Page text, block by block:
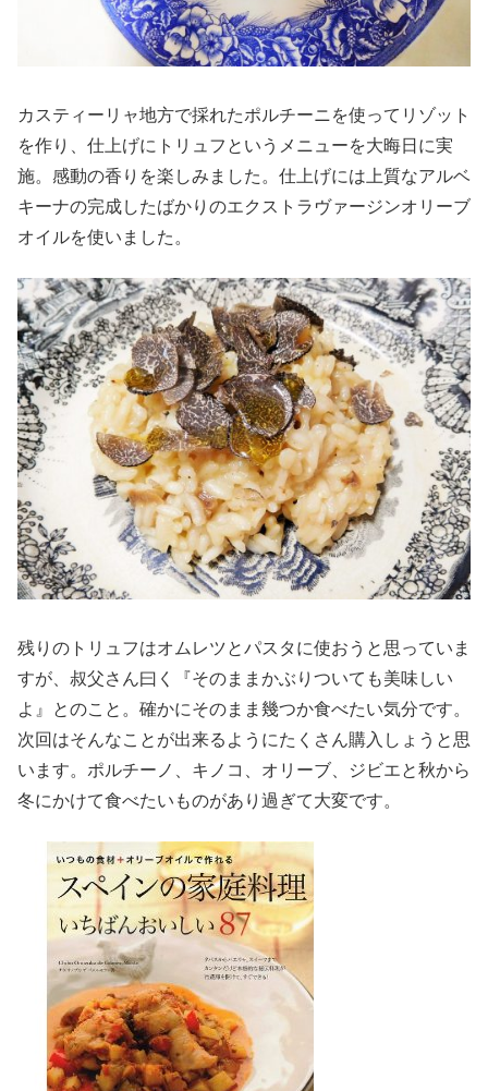
カスティーリャ地方で採れたポルチーニを使ってリゾット
を作り、仕上げにトリュフというメニューを大晦日に実
施。感動の香りを楽しみました。仕上げには上質なアルベ
キーナの完成したばかりのエクストラヴァージンオリーブ
オイルを使いました。
残りのトリュフはオムレツとパスタに使おうと思っていま
すが、叔父さん曰く『そのままかぶりついても美味しい
よ』とのこと。確かにそのまま幾つか食べたい気分です。
次回はそんなことが出来るようにたくさん購入しょうと思
います。ポルチーノ、キノコ、オリーブ、ジビエと秋から
冬にかけて食べたいものがあり過ぎて大変です。